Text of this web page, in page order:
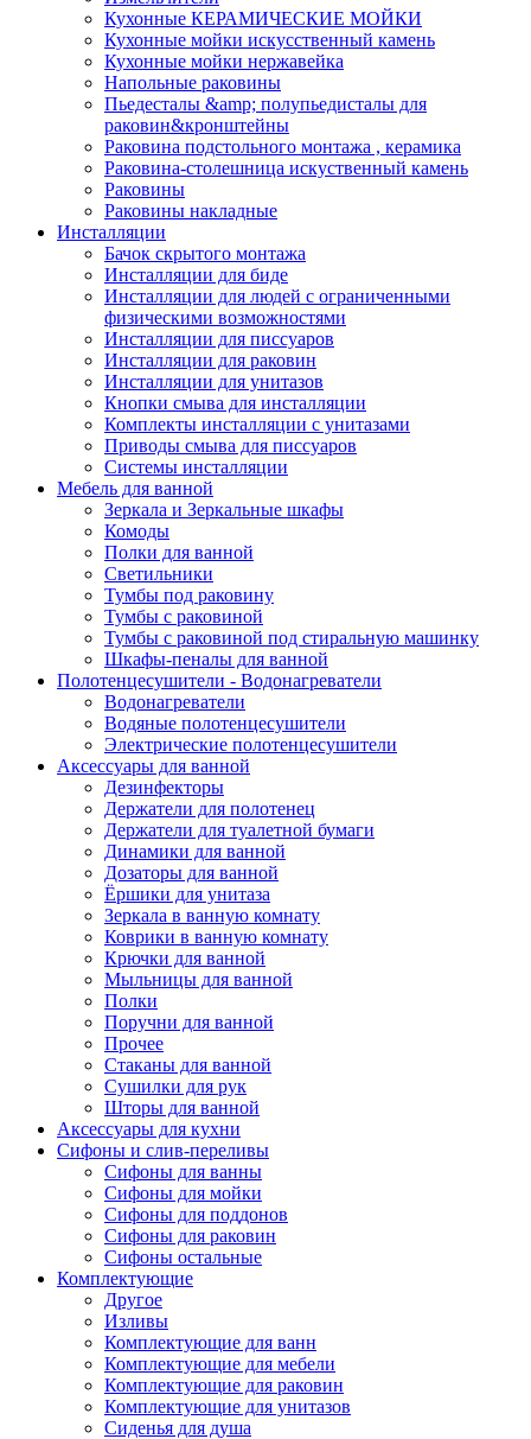
Кухонные КЕРАМИЧЕСКИЕ МОЙКИ
Кухонные мойки искусственный камень
Кухонные мойки нержавейка
Напольные раковины
Пьедесталы &amp; полупьедисталы для
раковин&кронштейны
Раковина подстольного монтажа , керамика
Раковина-столешница искуственный камень
Раковины
Раковины накладные
Инсталляции
Бачок скрытого монтажа
Инсталляции для биде
Инсталляции для людей с ограниченными
физическими возможностями
Инсталляции для писсуаров
Инсталляции для раковин
Инсталляции для унитазов
Кнопки смыва для инсталляции
Комплекты инсталляции с унитазами
Приводы смыва для писсуаров
Системы инсталляции
Мебель для ванной
Зеркала и Зеркальные шкафы
Комоды
Полки для ванной
Светильники
Тумбы под раковину
Тумбы с раковиной
Тумбы с раковиной под стиральную машинку
Шкафы-пеналы для ванной
Полотенцесушители - Водонагреватели
Водонагреватели
Водяные полотенцесушители
Электрические полотенцесушители
Аксессуары для ванной
Дезинфекторы
Держатели для полотенец
Держатели для туалетной бумаги
Динамики для ванной
Дозаторы для ванной
Ёршики для унитаза
Зеркала в ванную комнату
Коврики в ванную комнату
Крючки для ванной
Мыльницы для ванной
Полки
Поручни для ванной
Прочее
Стаканы для ванной
Сушилки для рук
Шторы для ванной
Аксессуары для кухни
Сифоны и слив-переливы
Сифоны для ванны
Сифоны для мойки
Сифоны для поддонов
Сифоны для раковин
Сифоны остальные
Комплектующие
Другое
Изливы
Комплектующие для ванн
Комплектующие для мебели
Комплектующие для раковин
Комплектующие для унитазов
Сиденья для душа